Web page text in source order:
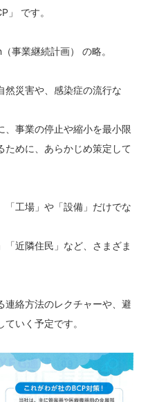
」 です。
事業継続計画） の略。
然災害や、感染症の流行な
、事業の停止や縮小を最小限
ために、あらかじめ策定して
「工場」や「設備」だけでな
「近隣住民」など、さまざま
連絡方法のレクチャーや、避
いく予定です。